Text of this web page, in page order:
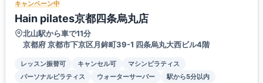
キャンペーン中
Hain pilates京都四条烏丸店
北山駅から車で11分
京都府 京都市下京区月鉾町39-1 四条烏丸大西ビル4階
レッスン振替可 キャンセル可
マシンピラティス
パーソナルピラティス
ウォーターサーバー 駅から5分以内